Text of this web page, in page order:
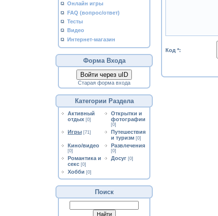
Онлайн игры
FAQ (вопрос/ответ)
Тесты
Видео
Интернет-магазин
Форма Входа
Войти через uID
Старая форма входа
Категории Раздела
Активный
отдых [0]
Открытки и
фотографии
[0]
Игры [71]
Путешествия
и туризм [0]
Кино/видео
[0]
Развлечения
[0]
Романтика и
секс [0]
Досуг [0]
Хобби [0]
Поиск
Код *: